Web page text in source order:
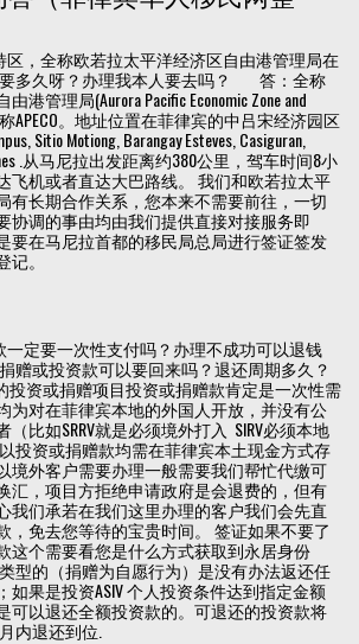
区，全称欧若拉太平洋经济区自由港管理局在
多久呀？办理我本人要去吗？ 答：全称
港管理局(Aurora Pacific Economic Zone and
APECO。地址位置在菲律宾的中吕宋经济园区
Sitio Motiong, Barangay Esteves, Casiguran,
.从马尼拉出发距离约380公里，驾车时间8小
飞机或者直达大巴路线。 我们和欧若拉太平
有长期合作关系，您本来不需要前往，一切
协调的事由均由我们提供直接对接服务即
要在马尼拉首都的移民局总局进行签证签发
。
一定要一次性支付吗？办理不成功可以退钱
赠或投资款可以要回来吗？退还周期多久？
投资或捐赠项目投资或捐赠款肯定是一次性需
为对在菲律宾本地的外国人开放，并没有公
比如SRRV就是必须境外打入 SIRV必须本地
投资或捐赠款均需在菲律宾本土现金方式存
境外客户需要办理一般需要我们帮忙代缴可
汇，项目方拒绝申请政府是会退费的，但有
我们承若在我们这里办理的客户我们会先直
，免去您等待的宝贵时间。 签证如果不要了
这个需要看您是什么方式获取到永居身份
型的（捐赠为自愿行为）是没有办法返还任
如果是投资ASIV 个人投资条件达到指定金额
可以退还全额投资款的。可退还的投资款将
内退还到位.